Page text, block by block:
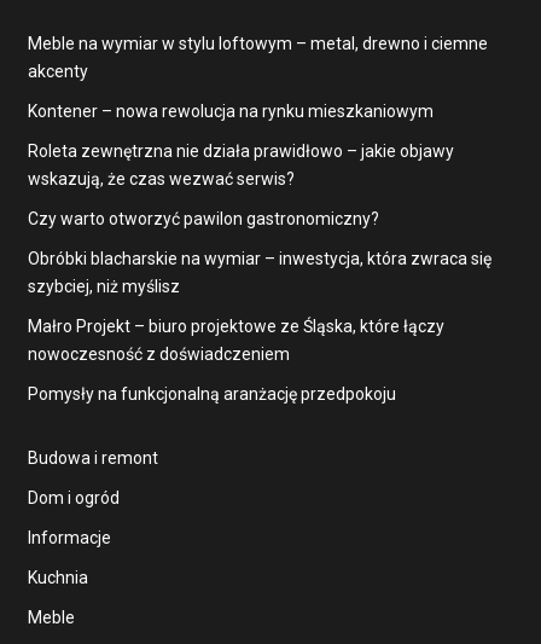
Meble na wymiar w stylu loftowym – metal, drewno i ciemne
akcenty
Kontener – nowa rewolucja na rynku mieszkaniowym
Roleta zewnętrzna nie działa prawidłowo – jakie objawy
wskazują, że czas wezwać serwis?
Czy warto otworzyć pawilon gastronomiczny?
Obróbki blacharskie na wymiar – inwestycja, która zwraca się
szybciej, niż myślisz
Małro Projekt – biuro projektowe ze Śląska, które łączy
nowoczesność z doświadczeniem
Pomysły na funkcjonalną aranżację przedpokoju
Budowa i remont
Dom i ogród
Informacje
Kuchnia
Meble